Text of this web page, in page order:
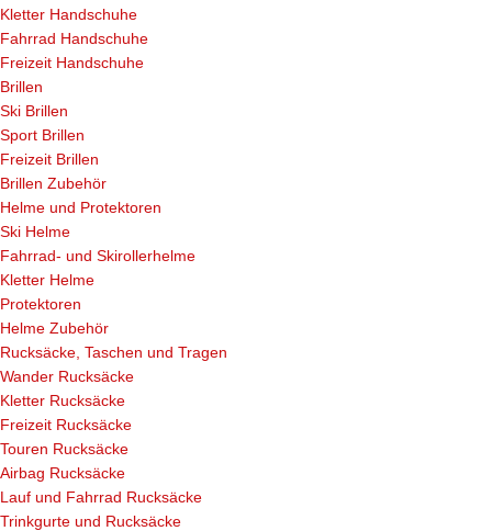
Kletter Handschuhe
Fahrrad Handschuhe
Freizeit Handschuhe
Brillen
Ski Brillen
Sport Brillen
Freizeit Brillen
Brillen Zubehör
Helme und Protektoren
Ski Helme
Fahrrad- und Skirollerhelme
Kletter Helme
Protektoren
Helme Zubehör
Rucksäcke, Taschen und Tragen
Wander Rucksäcke
Kletter Rucksäcke
Freizeit Rucksäcke
Touren Rucksäcke
Airbag Rucksäcke
Lauf und Fahrrad Rucksäcke
Trinkgurte und Rucksäcke